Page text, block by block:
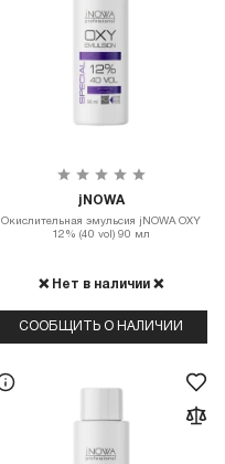
jNOWA
Окислительная эмульсия jNOWA OXY
12% (40 vol) 90 мл
❌ Нет в наличии ❌
СООБЩИТЬ О НАЛИЧИИ